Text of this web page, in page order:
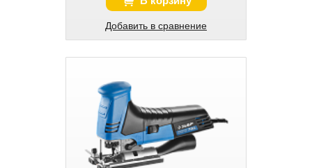
Добавить в сравнение